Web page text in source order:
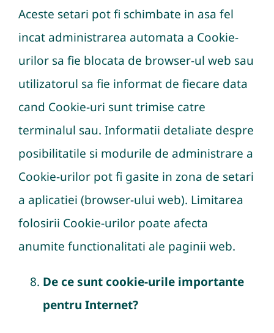
Aceste setari pot fi schimbate in asa fel
incat administrarea automata a Cookie-
urilor sa fie blocata de browser-ul web sau
utilizatorul sa fie informat de fiecare data
cand Cookie-uri sunt trimise catre
terminalul sau. Informatii detaliate despre
posibilitatile si modurile de administrare a
Cookie-urilor pot fi gasite in zona de setari
a aplicatiei (browser-ului web). Limitarea
folosirii Cookie-urilor poate afecta
anumite functionalitati ale paginii web.
De ce sunt cookie-urile importante
pentru Internet?